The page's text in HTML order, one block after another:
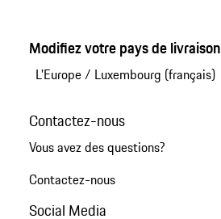
Modifiez votre pays de livraison
L'Europe/ Luxembourg (français)
Contactez-nous
Vous avez des questions?
Contactez-nous
Social Media